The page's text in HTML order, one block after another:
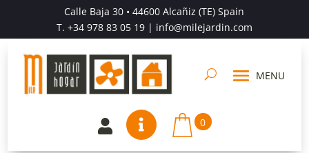
Calle Baja 30 • 44600 Alcañiz (TE) Spain
T. +34 978 83 05 19| info@milejardin.com
  0